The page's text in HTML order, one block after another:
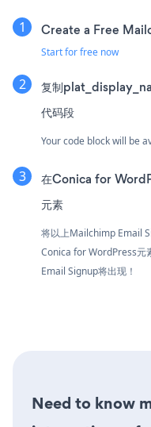
Create a Free
Start for free now
复制
代码段
Your code block will be
在Conica for
元素
将以上Mailchimp Email
Conica for WordPress元
Email Signup将出现！
Need to know